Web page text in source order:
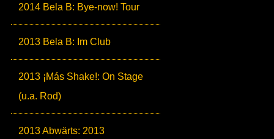
2014 Bela B: Bye-now! Tour
2013 Bela B: Im Club
2013 ¡Más Shake!: On Stage
(u.a. Rod)
2013 Abwärts: 2013